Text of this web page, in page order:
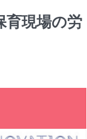
育現場の労